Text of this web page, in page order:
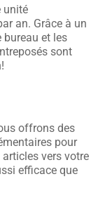
unité
an. Grâce à un
bureau et les
sont
offrons des
pour
vers votre
efficace que